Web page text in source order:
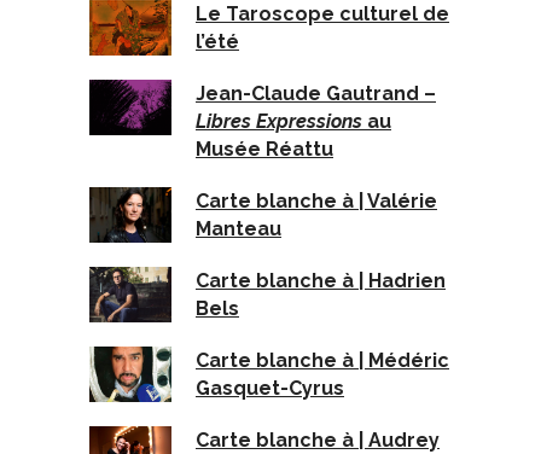
Le Taroscope culturel de
l’été
Jean-Claude Gautrand –
Libres Expressions au
Musée Réattu
Carte blanche à | Valérie
Manteau
Carte blanche à | Hadrien
Bels
Carte blanche à | Médéric
Gasquet-Cyrus
Carte blanche à | Audrey